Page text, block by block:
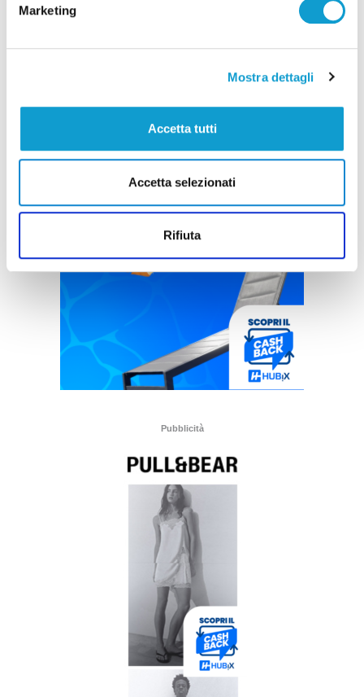
Marketing
Mostra dettagli
Accetta tutti
Accetta selezionati
Rifiuta
Pubblicità